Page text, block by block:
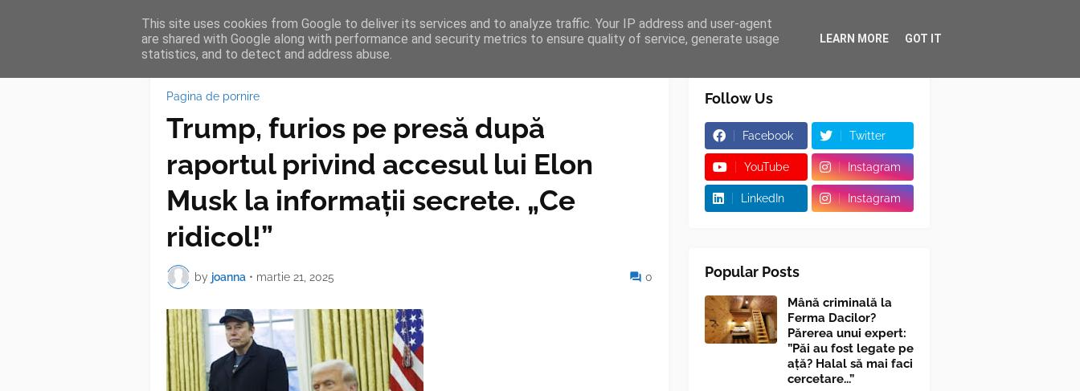
HOME FEATURES BLOGGER TIPOGRAPHY SHORTCODES
Pagina de pornire
Trump, furios pe presă după
raportul privind accesul lui Elon
Musk la informații secrete. „Ce
ridicol!”
by joanna • martie 21, 2025 0
Follow Us
Facebook Twitter
YouTube Instagram
LinkedIn Instagram
Popular Posts
Mână criminală la
Ferma Dacilor?
Părerea unui expert:
”Păi au fost legate pe
ață? Halal să mai faci
cercetare...”
This site uses cookies from Google to deliver its services and to analyze traffic. Your IP address and user-agent
are shared with Google along with performance and security metrics to ensure quality of service, generate usage
statistics, and to detect and address abuse.
LEARN MORE GOT IT